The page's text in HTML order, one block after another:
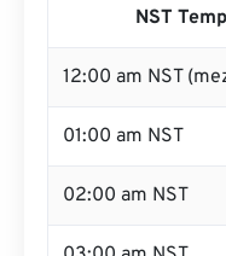
NST
12:00 am NST
01:00 am NST
02:00 am NST